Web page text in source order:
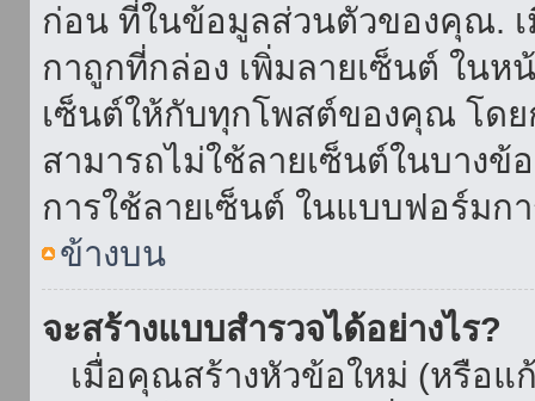
ก่อน ที่ในข้อมูลส่วนตัวของคุณ.
กาถูกที่กล่อง เพิ่มลายเซ็นต์ ใน
เซ็นต์ให้กับทุกโพสต์ของคุณ โด
สามารถไม่ใช้ลายเซ็นต์ในบางข้
การใช้ลายเซ็นต์ ในแบบฟอร์มก
ข้างบน
จะสร้างแบบสำรวจได้อย่างไร?
เมื่อคุณสร้างหัวข้อใหม่ (หรือ